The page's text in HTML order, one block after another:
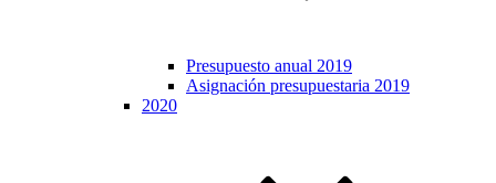
Presupuesto anual 2019
Asignación presupuestaria 2019
2020